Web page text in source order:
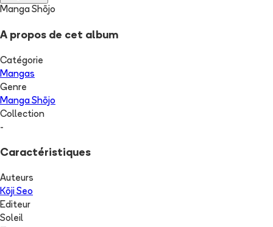
Manga Shōjo
A propos de cet album
Catégorie
Mangas
Genre
Manga Shōjo
Collection
-
Caractéristiques
Auteurs
Kōji Seo
Editeur
Soleil